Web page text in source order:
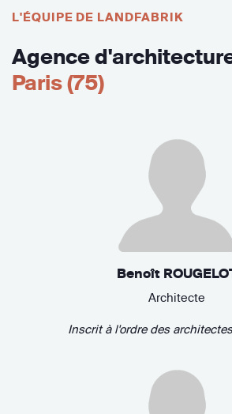
L'ÉQUIPE DE LANDFABRIK
Agence
Paris (75)
Benoît
Architecte
Inscrit à l'ordre des